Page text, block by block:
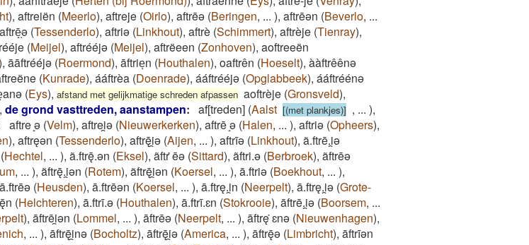
), aftreiën (Meerlo), aftreje (Oirlo), aftrēə (Beringen, ... ), aftrēən (Beverlo, ...
aftrē̝ͅə (Tessenderlo), aftriə (Linkhout), aftrè (Schimmert), aftrèje (Tienray),
(Meijel), aftrééjə (Meijel), aftrëeen (Zonhoven), aoftreeën
, āāftrééjə (Roermond), āftrieͅn (Houthalen), oaftrên (Hoeselt), ààftrêênə
(Kunrade), ááftrèa (Doenrade), ááftrééjə (Opglabbeek), ááftréénə
(Eys), afstand met gelijkmatige schreden afpassen aoftrèje (Gronsveld),
, de grond vasttreden, aanstampen: af[treden] (Aalst [(met plankjes)] , ... ),
aftre ̝ǝ (Velm), aftrei̯ǝ (Nieuwerkerken), aftrē ̝ǝ (Halen, ... ), aftriǝ (Opheers),
), aftręǝn (Tessenderlo), aftrę̄i̯ǝ (Aijen, ... ), aftrīǝ (Linkhout), ã.ftrē.i̯ǝ
(Hechtel, ... ), ã.ftrę̄.ǝn (Eksel), ãftr ̇ēǝ (Sittard), ãftri.ǝ (Berbroek), ãftrēǝ
, ... ), ãftrę̄.i̯ǝn (Rotem), ãftrę̄i̯ǝn (Koersel, ... ), ā.ftriǝ (Boekhout, ... ),
ā.ftrēǝ (Heusden), ā.ftrēǝn (Koersel, ... ), ā.ftrę.i̯n (Neerpelt), ā.ftrę.i̯ǝ (Grote-
(Helchteren), ā.ftrī.ǝ (Houthalen), ā.ftrī.ɛn (Stokrooie), āftrē.i̯ǝ (Boorsem, ...
), āftrēi̯ǝn (Lommel, ... ), āftrēǝ (Neerpelt, ... ), āftrę ̇ɛnǝ (Nieuwenhagen),
, ... ), āftrę̄i̯nǝ (Bocholtz), āftrę̄i̯ǝ (America, ... ), āftrę̄ǝ (Limbricht), āftrīǝn